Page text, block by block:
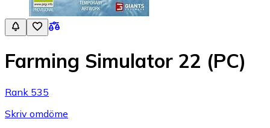
Farming Simulator 22 (PC)
Rank 535
Skriv omdöme